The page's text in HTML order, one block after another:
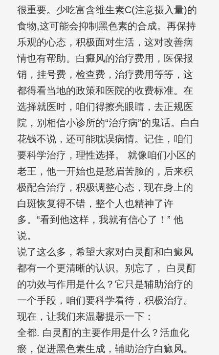
很重要。少吃富含维生素C(注意摄入量)的
食物,这可能会抑制黑色素的合成。再保持
乐观的心态，积极面对生活，这对改善病
情也有帮助。白癜风的治疗费用，医保报
销，挂号费，检查费，治疗费用等等，这
都得看当地的政策和医院的收费标准。在
选择就医时，咱们得擦亮眼睛，去正规医
院，别相信小诊所的“治疗病”的鬼话。白白
花钱不说，还可能耽误病情。记住，咱们
要科学治疗，理性选择。 就像咱们小区的
老王，他一开始也是愁眉苦脸的，后来积
极配合治疗，积极调整心态，现在身上的
白斑恢复得不错，整个人也精神了许
多。“看到他这样，我就有信心了！” 他
说。
说了这么多，希望大家对白灵酊和白癜风
都有一个更清晰的认识。别忘了， 白灵酊
的功效与作用是什么？它只是辅助治疗的
一个手段，咱们要科学看待，积极治疗。
现在，让我们来温馨提示一下：
全都. 白灵酊的主要作用是什么？活血化
瘀，促进黑色素生成，辅助治疗白癜风。